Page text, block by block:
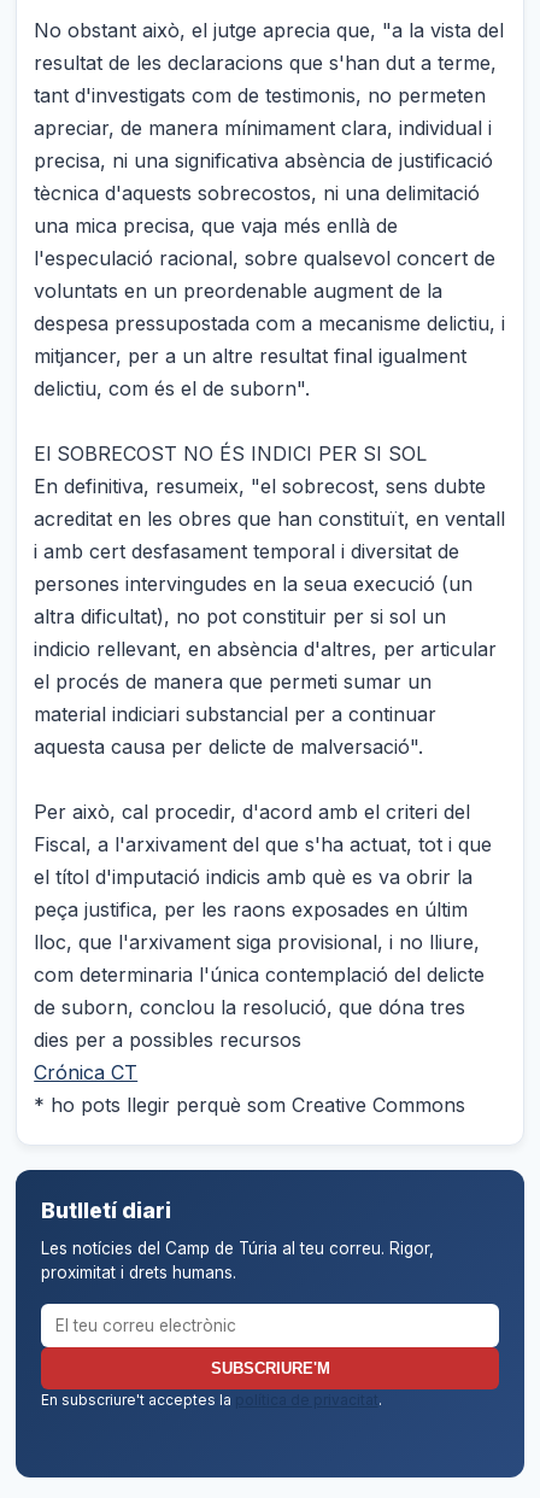
No obstant això, el jutge aprecia que, "a la vista del
resultat de les declaracions que s'han dut a terme,
tant d'investigats com de testimonis, no permeten
apreciar, de manera mínimament clara, individual i
precisa, ni una significativa absència de justificació
tècnica d'aquests sobrecostos, ni una delimitació
una mica precisa, que vaja més enllà de
l'especulació racional, sobre qualsevol concert de
voluntats en un preordenable augment de la
despesa pressupostada com a mecanisme delictiu, i
mitjancer, per a un altre resultat final igualment
delictiu, com és el de suborn".
El SOBRECOST NO ÉS INDICI PER SI SOL
En definitiva, resumeix, "el sobrecost, sens dubte
acreditat en les obres que han constituït, en ventall
i amb cert desfasament temporal i diversitat de
persones intervingudes en la seua execució (un
altra dificultat), no pot constituir per si sol un
indicio rellevant, en absència d'altres, per articular
el procés de manera que permeti sumar un
material indiciari substancial per a continuar
aquesta causa per delicte de malversació".
Per això, cal procedir, d'acord amb el criteri del
Fiscal, a l'arxivament del que s'ha actuat, tot i que
el títol d'imputació indicis amb què es va obrir la
peça justifica, per les raons exposades en últim
lloc, que l'arxivament siga provisional, i no lliure,
com determinaria l'única contemplació del delicte
de suborn, conclou la resolució, que dóna tres
dies per a possibles recursos
Crónica CT
* ho pots llegir perquè som Creative Commons
Butlletí diari
Les notícies del Camp de Túria al teu correu. Rigor,
proximitat i drets humans.
Correu electrònic per al butlletí
SUBSCRIURE'M
En subscriure't acceptes la
política de privacitat.